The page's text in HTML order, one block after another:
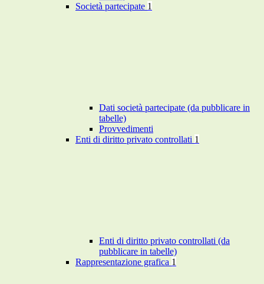
Società partecipate 1
Dati società partecipate (da pubblicare in
tabelle)
Provvedimenti
Enti di diritto privato controllati 1
Enti di diritto privato controllati (da
pubblicare in tabelle)
Rappresentazione grafica 1